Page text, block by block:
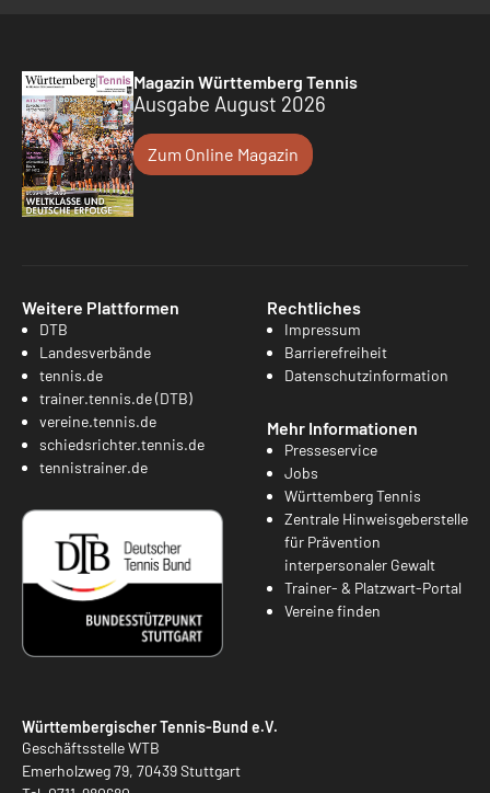
Magazin Württemberg Tennis
Ausgabe August 2026
Zum Online Magazin
Weitere Plattformen
DTB
Landesverbände
tennis.de
trainer.tennis.de (DTB)
vereine.tennis.de
schiedsrichter.tennis.de
tennistrainer.de
Rechtliches
Impressum
Barrierefreiheit
Datenschutzinformation
Mehr Informationen
Presseservice
Jobs
Württemberg Tennis
Zentrale Hinweisgeberstelle
für Prävention
interpersonaler Gewalt
Trainer- & Platzwart-Portal
Vereine finden
Württembergischer Tennis-Bund e.V.
Geschäftsstelle WTB
Emerholzweg 79, 70439 Stuttgart